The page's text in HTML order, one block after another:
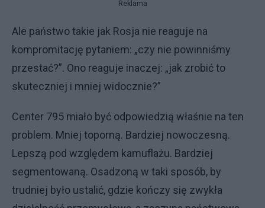
Reklama
Ale państwo takie jak Rosja nie reaguje na
kompromitację pytaniem: „czy nie powinniśmy
przestać?”. Ono reaguje inaczej: „jak zrobić to
skuteczniej i mniej widocznie?”
Center 795 miało być odpowiedzią właśnie na ten
problem. Mniej toporną. Bardziej nowoczesną.
Lepszą pod względem kamuflażu. Bardziej
segmentowaną. Osadzoną w taki sposób, by
trudniej było ustalić, gdzie kończy się zwykła